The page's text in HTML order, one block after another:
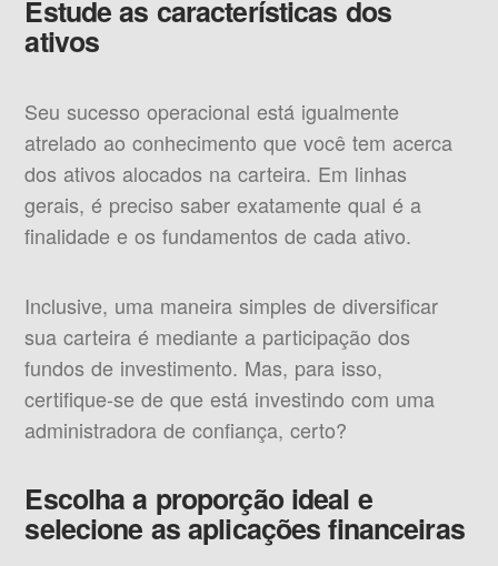
Estude as características dos
ativos
Seu sucesso operacional está igualmente
atrelado ao conhecimento que você tem acerca
dos ativos alocados na carteira. Em linhas
gerais, é preciso saber exatamente qual é a
finalidade e os fundamentos de cada ativo.
Inclusive, uma maneira simples de diversificar
sua carteira é mediante a participação dos
fundos de investimento. Mas, para isso,
certifique-se de que está investindo com uma
administradora de confiança, certo?
Escolha a proporção ideal e
selecione as aplicações financeiras